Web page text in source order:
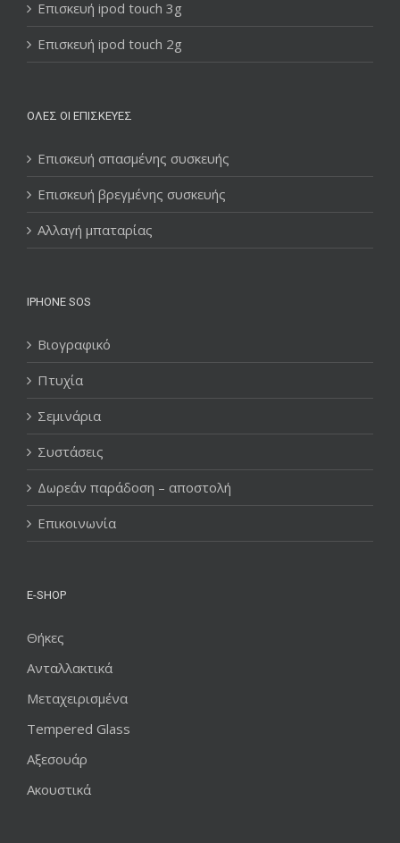
Επισκευή ipod touch 3g
Επισκευή ipod touch 2g
ΌΛΕΣ ΟΙ ΕΠΙΣΚΕΥΈΣ
Επισκευή σπασμένης συσκευής
Επισκευή βρεγμένης συσκευής
Αλλαγή μπαταρίας
IPHONE SOS
Βιογραφικό
Πτυχία
Σεμινάρια
Συστάσεις
Δωρεάν παράδοση – αποστολή
Επικοινωνία
E-SHOP
Θήκες
Ανταλλακτικά
Μεταχειρισμένα
Tempered Glass
Αξεσουάρ
Ακουστικά